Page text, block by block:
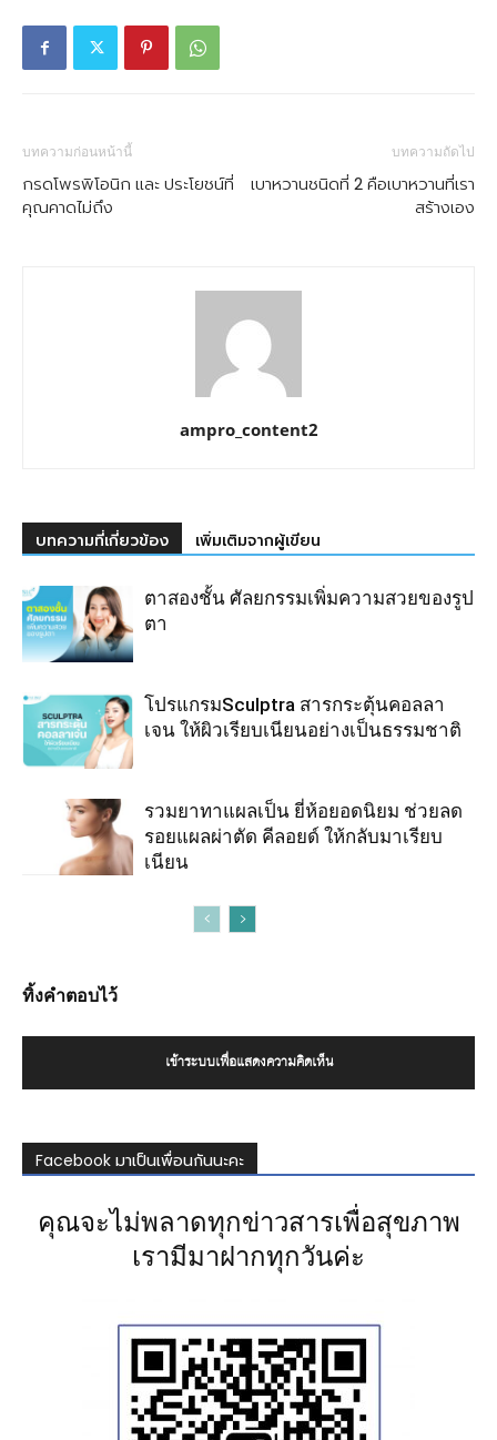
บทความก่อนหน้านี้
กรดโพรพิโอนิก และ ประโยชน์ที่
คุณคาดไม่ถึง
บทความถัดไป
เบาหวานชนิดที่ 2 คือเบาหวานที่เรา
สร้างเอง
ampro_content2
บทความที่เกี่ยวข้อง เพิ่มเติมจากผู้เขียน
ตาสองชั้น ศัลยกรรมเพิ่มความสวยของรูป
ตา
โปรแกรมSculptra สารกระตุ้นคอลลา
เจน ให้ผิวเรียบเนียนอย่างเป็นธรรมชาติ
รวมยาทาแผลเป็น ยี่ห้อยอดนิยม ช่วยลด
รอยแผลผ่าตัด คีลอยด์ ให้กลับมาเรียบ
เนียน
ทิ้งคำตอบไว้
เข้าระบบเพื่อแสดงความคิดเห็น
Facebook มาเป็นเพื่อนกันนะคะ
คุณจะไม่พลาดทุกข่าวสารเพื่อสุขภาพ
เรามีมาฝากทุกวันค่ะ